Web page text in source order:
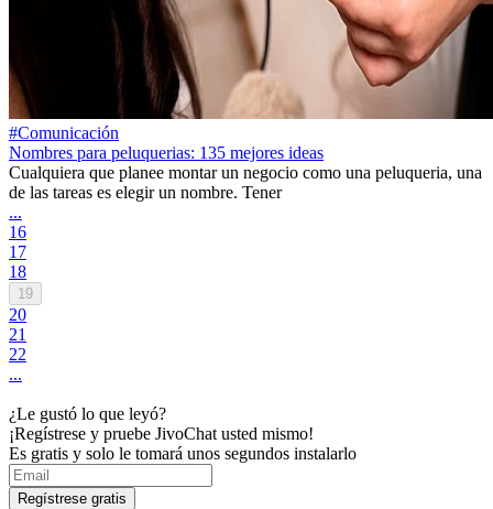
#Comunicación
Nombres para peluquerias: 135 mejores ideas
Cualquiera que planee montar un negocio como una peluqueria, una
de las tareas es elegir un nombre. Tener
...
16
17
18
19
20
21
22
...
¿Le gustó lo que leyó?
¡Regístrese y pruebe JivoChat usted mismo!
Es gratis y solo le tomará unos segundos instalarlo
Regístrese gratis